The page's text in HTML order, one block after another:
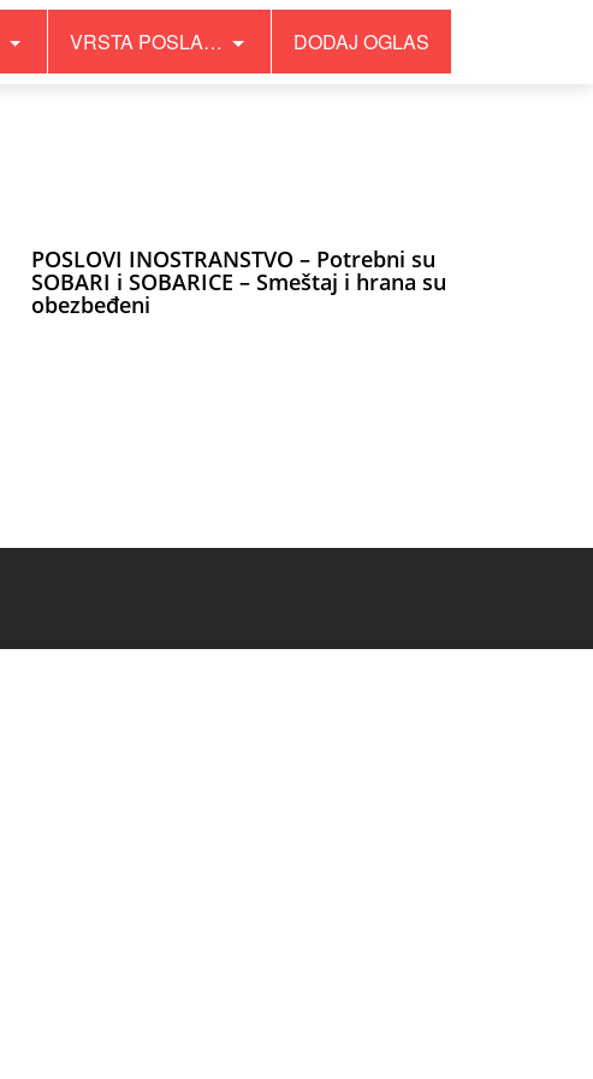
VRSTA POSLA… DODAJ OGLAS
POSLOVI INOSTRANSTVO – Potrebni su
SOBARI i SOBARICE – Smeštaj i hrana su
obezbeđeni